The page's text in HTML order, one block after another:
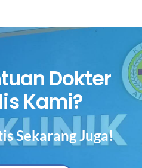
Dokter
Kami?
Sekarang Juga!